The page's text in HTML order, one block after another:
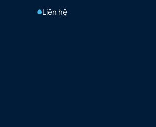
Liên hệ